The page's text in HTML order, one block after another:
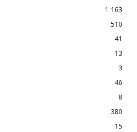
1 163
510
41
13
3
46
8
380
15